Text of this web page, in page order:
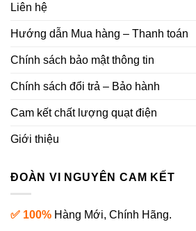
Liên hệ
Hướng dẫn Mua hàng – Thanh toán
Chính sách bảo mật thông tin
Chính sách đổi trả – Bảo hành
Cam kết chất lượng quạt điện
Giới thiệu
ĐOÀN VI NGUYÊN CAM KẾT
✅ 100% Hàng Mới, Chính Hãng.